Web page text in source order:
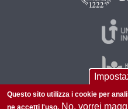
Questo sito utilizza i cookie per
ne accetti l'uso. No, vorrei